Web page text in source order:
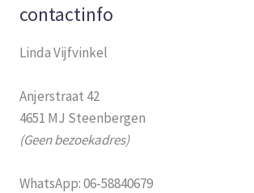
contactinfo
Linda Vijfvinkel
Anjerstraat 42
4651 MJ Steenbergen
(Geen bezoekadres)
WhatsApp: 06-58840679